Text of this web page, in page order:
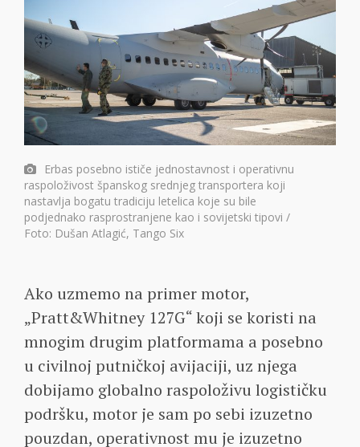
Erbas posebno ističe jednostavnost i operativnu
raspoloživost španskog srednjeg transportera koji
nastavlja bogatu tradiciju letelica koje su bile
podjednako rasprostranjene kao i sovijetski tipovi /
Foto: Dušan Atlagić, Tango Six
Ako uzmemo na primer motor,
„Pratt&Whitney 127G“ koji se koristi na
mnogim drugim platformama a posebno
u civilnoj putničkoj avijaciji, uz njega
dobijamo globalno raspoloživu logističku
podršku, motor je sam po sebi izuzetno
pouzdan, operativnost mu je izuzetno